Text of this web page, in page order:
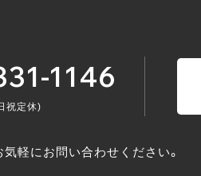
1146
祝定休)
気軽にお問い合わせください。